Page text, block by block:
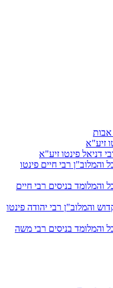
זיע"א
דניאל פינטו זיע"א
רבי חיים פינטו
והמלומד בניסים רבי חיים
והמלוב"ן רבי יהודה פינטו
והמלומד בניסים רבי משה